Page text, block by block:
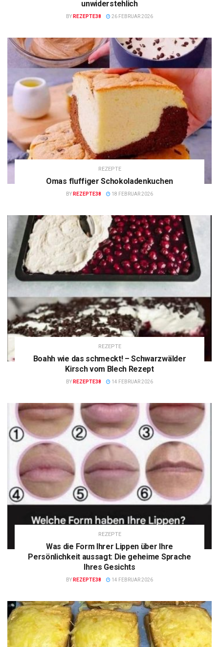
unwiderstehlich
BY REZEPTE38 26 FEBRUAR 2026
REZEPTE
Omas fluffiger Schokoladenkuchen
BY REZEPTE38 18 FEBRUAR 2026
REZEPTE
Boahh wie das schmeckt! – Schwarzwälder
Kirsch vom Blech Rezept
BY REZEPTE38 14 FEBRUAR 2026
REZEPTE
Was die Form Ihrer Lippen über Ihre
Persönlichkeit aussagt: Die geheime Sprache
Ihres Gesichts
BY REZEPTE38 14 FEBRUAR 2026